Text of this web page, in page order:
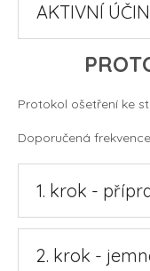
AKTIVNÍ
Protokol ošetření ke
Doporučená
1. krok -
2. krok -